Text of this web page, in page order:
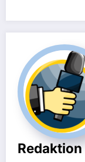
Redaktion